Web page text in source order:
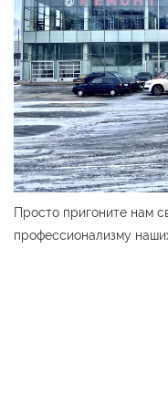
Просто пригоните нам
профессионализму